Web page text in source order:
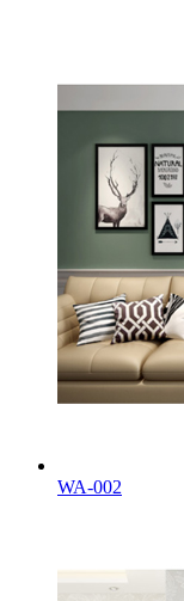
WA-002